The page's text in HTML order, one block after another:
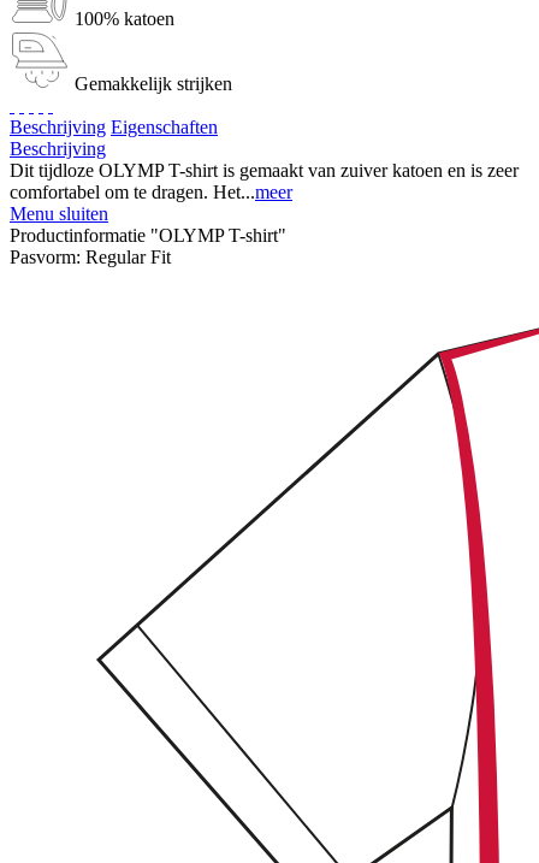
100% katoen
Gemakkelijk strijken
Beschrijving Eigenschaften
Beschrijving
Dit tijdloze OLYMP T-shirt is gemaakt van zuiver katoen en is zeer
comfortabel om te dragen. Het...meer
Menu sluiten
Productinformatie "OLYMP T-shirt"
Pasvorm: Regular Fit